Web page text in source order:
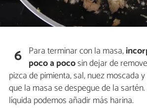
6 Para terminar con la masa,
poco a pocosin dejar de
pizca de pimienta, sal, nuez moscada
que la masa se despegue de la
líquida podemos añadir más harina.